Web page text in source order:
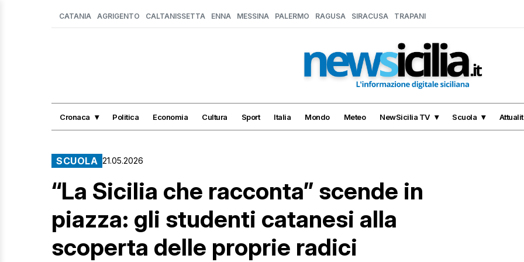
CATANIA AGRIGENTO CALTANISSETTA ENNA MESSINA PALERMO RAGUSA SIRACUSA TRAPANI
Cronaca Politica Economia Cultura Sport Italia Mondo Meteo NewSicilia TV Scuola
SCUOLA 21.05.2026
“La Sicilia che racconta” scende in
piazza: gli studenti catanesi alla
scoperta delle proprie radici